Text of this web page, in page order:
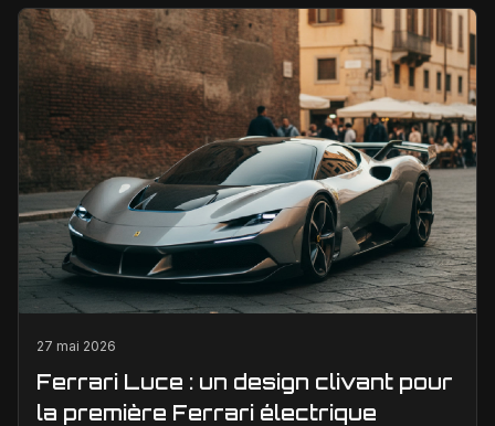
27 mai 2026
Ferrari Luce : un design clivant pour
la première Ferrari électrique